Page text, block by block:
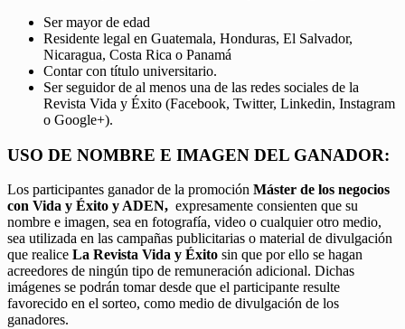
Ser mayor de edad
Residente legal en Guatemala, Honduras, El Salvador,
Nicaragua, Costa Rica o Panamá
Contar con título universitario.
Ser seguidor de al menos una de las redes sociales de la
Revista Vida y Éxito (Facebook, Twitter, Linkedin, Instagram
o Google+).
USO DE NOMBRE E IMAGEN DEL GANADOR:
Los participantes ganador de la promoción Máster de los negocios
con Vida y Éxito y ADEN, expresamente consienten que su
nombre e imagen, sea en fotografía, video o cualquier otro medio,
sea utilizada en las campañas publicitarias o material de divulgación
que realice La Revista Vida y Éxito sin que por ello se hagan
acreedores de ningún tipo de remuneración adicional. Dichas
imágenes se podrán tomar desde que el participante resulte
favorecido en el sorteo, como medio de divulgación de los
ganadores.